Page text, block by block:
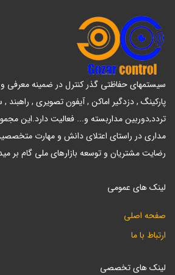
سیستمهای حفاظتی گذر کنترل در ضمینه معرفی
پارکینگ , دزدگیر اماکن , آیفون تصویری , راهبند
تردد,دوربین مداربسته و... فعالیت دارد.این
مداری در راستای اعتلای دانش و مهارت
رضایت مشتریان و توسعه بازارهای ملی گام بر
لینک های عمومی
صفحه اصلی
ارتباط با ما
لینک های تخصصی